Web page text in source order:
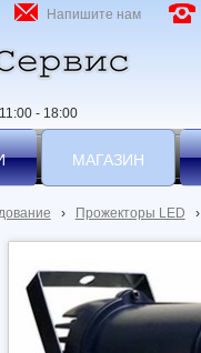
- 18:00
Напишите нам
МАГАЗИН
› Прожекторы LED ›